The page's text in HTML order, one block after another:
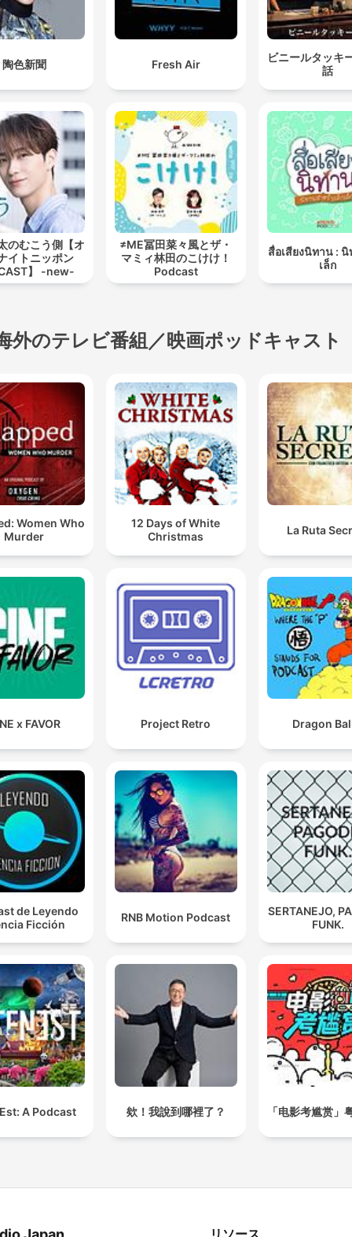
陶色新聞 Fresh Air
ビニールタッキ
話
のむこう側【オ
イトニッポン
】 -new-
≠ME冨田菜々風とザ・
マミィ林田のこけけ！
Podcast
สื่อเสียงนิทาน : นิ
เล็ก
外のテレビ番組／映画ポッドキャスト
Women Who
Murder
12 Days of White
Christmas
La Ruta
x FAVOR Project Retro Dragon
de Leyendo
Ficción
RNB Motion Podcast
SERTANEJO,
FUNK.
A Podcast 欸！我說到哪裡了？ 「电影考尴赏」
リソース